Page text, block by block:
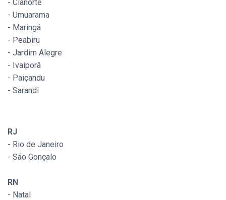
- Cianorte
- Umuarama
- Maringá
- Peabiru
- Jardim Alegre
- Ivaiporã
- Paiçandu
- Sarandi
RJ
- Rio de Janeiro
- São Gonçalo
RN
- Natal